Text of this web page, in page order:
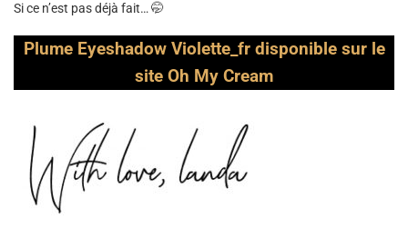
Si ce n’est pas déjà fait… 🤭
Plume Eyeshadow Violette_fr disponible sur le
site Oh My Cream